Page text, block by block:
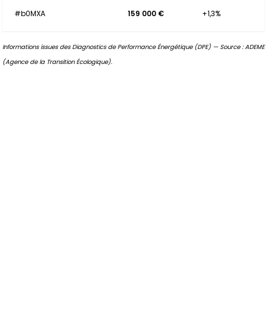
#b0MXA
159 000 € +1,3%
Informations issues des Diagnostics de Performance Énergétique (DPE) — Source : ADEME
(Agence de la Transition Écologique).